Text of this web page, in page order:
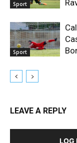
Sport
Sport
LEAVE A REPLY
LOG